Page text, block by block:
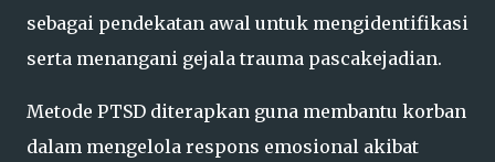
sebagai pendekatan awal untuk mengidentifikasi
serta menangani gejala trauma pascakejadian.
Metode PTSD diterapkan guna membantu korban
dalam mengelola respons emosional akibat